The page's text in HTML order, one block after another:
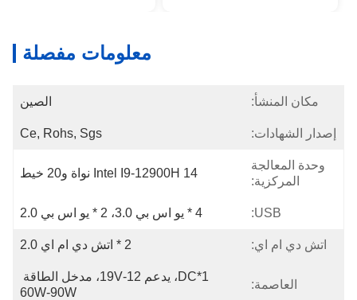
معلومات مفصلة
مكان المنشأ: الصين
إصدار الشهادات: Ce, Rohs, Sgs
وحدة المعالجة
المركزية:
Intel I9-12900H 14 نواة و20 خيط
USB: 4 * يو اس بي 3.0، 2 * يو اس بي 2.0
اتش دي ام اي: 2 * اتش دي ام اي 2.0
العاصمة:
1*DC، يدعم 12-19V، مدخل الطاقة
60W-90W